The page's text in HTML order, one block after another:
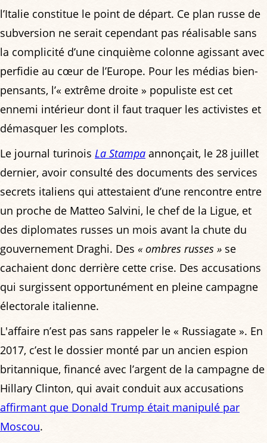
l’Italie constitue le point de départ. Ce plan russe de
subversion ne serait cependant pas réalisable sans
la complicité d’une cinquième colonne agissant avec
perfidie au cœur de l’Europe. Pour les médias bien-
pensants, l’« extrême droite » populiste est cet
ennemi intérieur dont il faut traquer les activistes et
démasquer les complots.
Le journal turinois La Stampa annonçait, le 28 juillet
dernier, avoir consulté des documents des services
secrets italiens qui attestaient d’une rencontre entre
un proche de Matteo Salvini, le chef de la Ligue, et
des diplomates russes un mois avant la chute du
gouvernement Draghi. Des « ombres russes » se
cachaient donc derrière cette crise. Des accusations
qui surgissent opportunément en pleine campagne
électorale italienne.
L'affaire n’est pas sans rappeler le « Russiagate ». En
2017, c’est le dossier monté par un ancien espion
britannique, financé avec l’argent de la campagne de
Hillary Clinton, qui avait conduit aux accusations
affirmant que Donald Trump était manipulé par
Moscou.